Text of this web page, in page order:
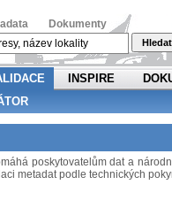
Dokumenty
Hledat
INSPIRE
poskytovatelům dat a
metadat podle technických